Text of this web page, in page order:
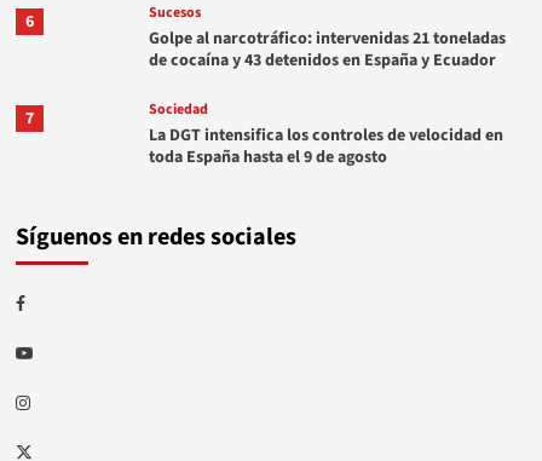
6
Sucesos
Golpe al narcotráfico: intervenidas 21 toneladas
de cocaína y 43 detenidos en España y Ecuador
7 Sociedad
La DGT intensifica los controles de velocidad en
toda España hasta el 9 de agosto
Síguenos en redes sociales
Facebook
Youtube
Instagram
Twitter